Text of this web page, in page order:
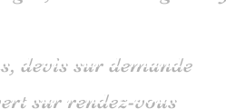
devis sur demande
sur rendez-vous